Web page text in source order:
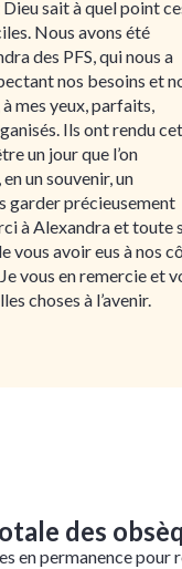
Dieu sait à quel point
Nous avons été
des PFS, qui nous a
nos besoins et
mes yeux, parfaits,
Ils ont rendu
un jour que l’on
un souvenir, un
garder précieusement
à Alexandra et toute
vous avoir eus à nos
vous en remercie et
choses à l’avenir.
des
en permanence